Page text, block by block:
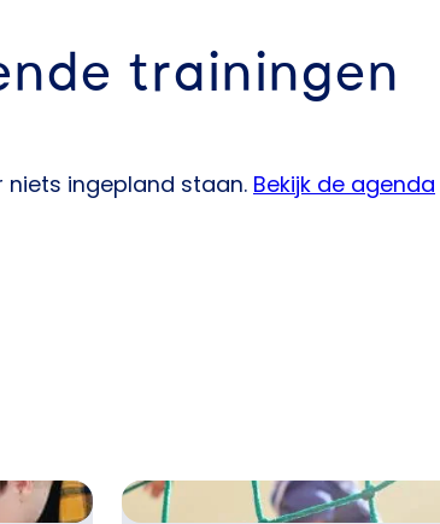
trainingen
ingepland staan. Bekijk de agenda